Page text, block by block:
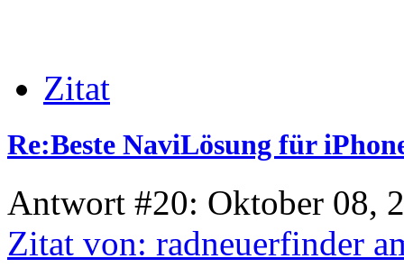
Zitat
Re:Beste NaviLösung für
Antwort #20: Oktober 08,
Zitat von: radneuerfinder